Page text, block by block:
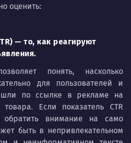
оценить:
— то, как реагируют
понять, насколько
для пользователей и
по ссылке в рекламе на
Если показатель CTR
обратить внимание на само
быть в непривлекательном